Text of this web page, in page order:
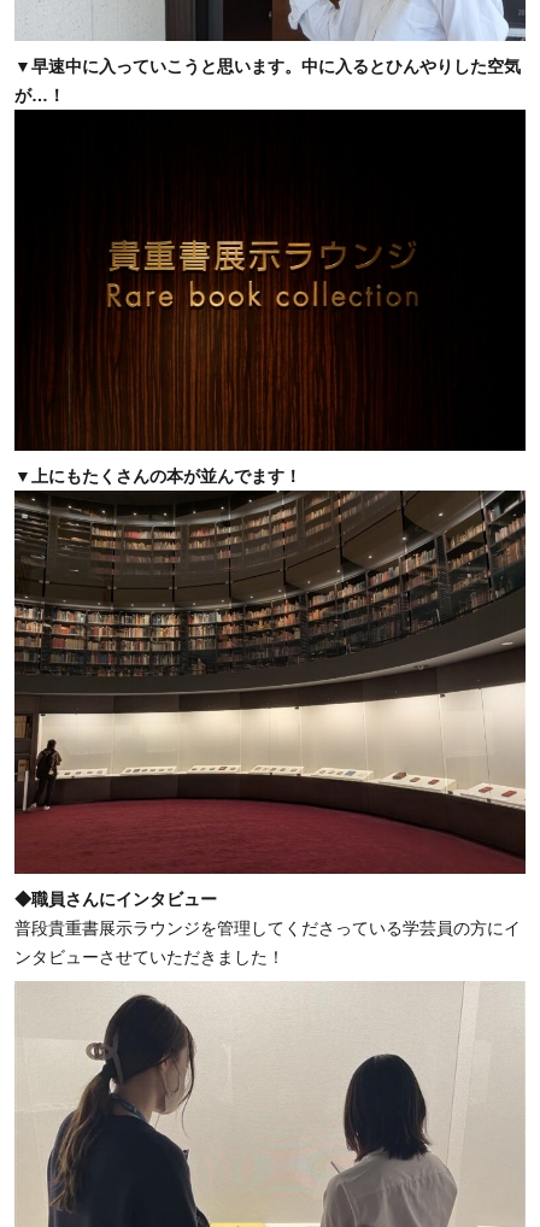
▼早速中に入っていこうと思います。中に入るとひんやりした空気
が…！
▼上にもたくさんの本が並んでます！
◆職員さんにインタビュー
普段貴重書展示ラウンジを管理してくださっている学芸員の方にイ
ンタビューさせていただきました！